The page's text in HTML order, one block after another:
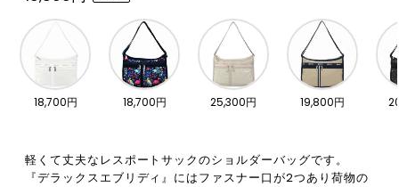
18,700円 18,700円 25,300円 19,800円
軽くて丈夫なレスポートサックのショルダーバッグです。
『デラックスエブリディ』にはファスナー口が2つあり荷物の